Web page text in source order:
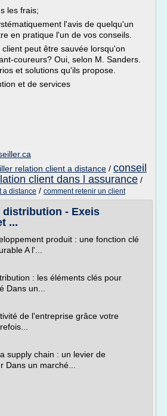
les frais;
l'avis de quelqu'un
en pratique l'un de vos conseils.
peut être sauvée lorsqu'on
coureurs? Oui, selon M. Sanders.
et solutions qu'ils propose.
et de services
relation client a distance / conseil
client dans l assurance /
a distance / comment retenir un client
distribution - Exeis
...
produit : une fonction clé
A l'...
: les éléments clés pour
Dans un...
de l'entreprise grâce votre
supply chain : un levier de
Dans un marché...